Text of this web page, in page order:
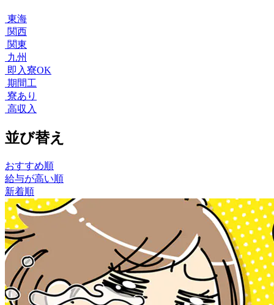
東海
関西
関東
九州
即入寮OK
期間工
寮あり
高収入
並び替え
おすすめ順
給与が高い順
新着順